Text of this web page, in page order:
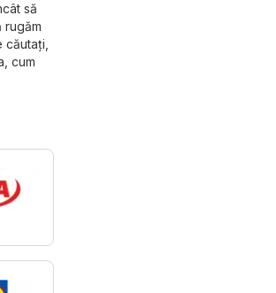
să
rugăm
căutați,
cum